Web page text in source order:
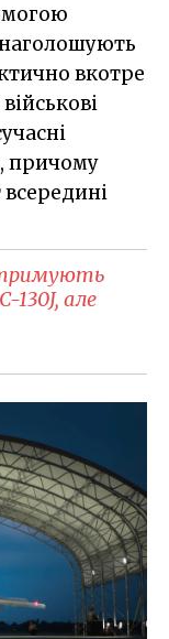
наголошують
вкотре
причому
130J, але